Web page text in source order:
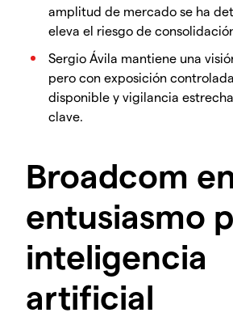
amplitud de mercado se ha
eleva el riesgo de
Sergio Ávila mantiene una
pero con exposición
disponible y vigilancia
clave.
Broadcom
entusiasmo
inteligencia
artificial